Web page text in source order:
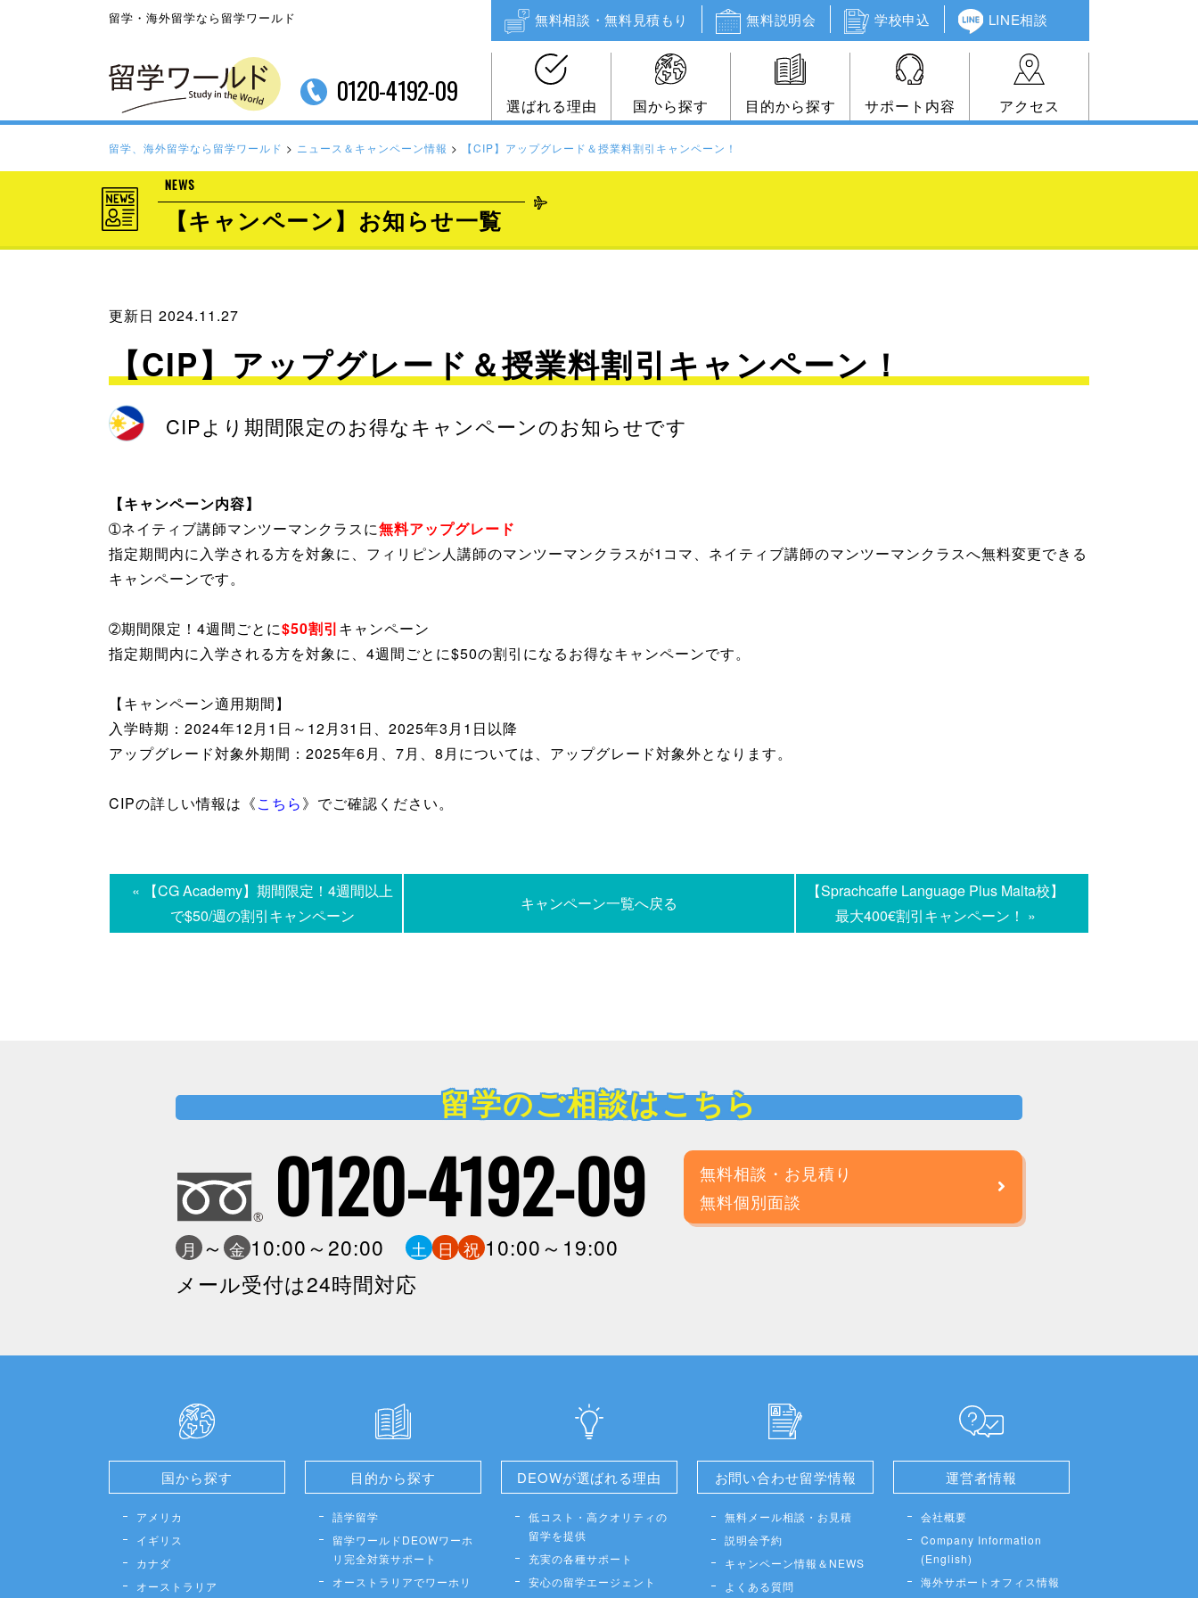
留学・海外留学なら留学ワールド 無料相談・無料見積もり 無料説明会 学校申込 LINE相談
0120-4192-09 選ばれる理由 国から探す 目的から探す サポート内容 アクセス
留学、海外留学なら留学ワールド > ニュース＆キャンペーン情報 > 【CIP】アップグレード＆授業料割引キャンペーン！
NEWS
【キャンペーン】お知らせ一覧
更新日 2024.11.27
【CIP】アップグレード＆授業料割引キャンペーン！
CIPより期間限定のお得なキャンペーンのお知らせです
【キャンペーン内容】
➀ネイティブ講師マンツーマンクラスに無料アップグレード
指定期間内に入学される方を対象に、フィリピン人講師のマンツーマンクラスが1コマ、ネイティブ講師のマンツーマンクラスへ無料変更できる
キャンペーンです。
➁期間限定！4週間ごとに$50割引キャンペーン
指定期間内に入学される方を対象に、4週間ごとに$50の割引になるお得なキャンペーンです。
【キャンペーン適用期間】
入学時期：2024年12月1日～12月31日、2025年3月1日以降
アップグレード対象外期間：2025年6月、7月、8月については、アップグレード対象外となります。
CIPの詳しい情報は《こちら》でご確認ください。
« 【CG Academy】期間限定！4週間以上
で$50/週の割引キャンペーン
キャンペーン一覧へ戻る
【Sprachcaffe Language Plus Malta校】
最大400€割引キャンペーン！ »
留学のご相談はこちら
0120-4192-09
月 ～ 金 10:00～20:00 土 日 祝 10:00～19:00
メール受付は24時間対応
無料相談・お見積り
無料個別面談
国から探す
アメリカ
イギリス
カナダ
オーストラリア
目的から探す
語学留学
留学ワールドDEOWワーホ
リ完全対策サポート
オーストラリアでワーホリ
DEOWが選ばれる理由
低コスト・高クオリティの
留学を提供
充実の各種サポート
安心の留学エージェント
お問い合わせ留学情報
無料メール相談・お見積
説明会予約
キャンペーン情報＆NEWS
よくある質問
運営者情報
会社概要
Company Information
(English)
海外サポートオフィス情報